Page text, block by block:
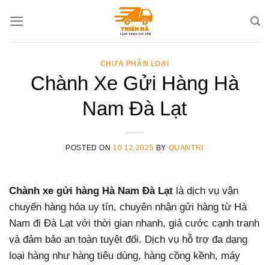
CHƯA PHÂN LOẠI
Chành Xe Gửi Hàng Hà
Nam Đà Lạt
POSTED ON 10.12.2025 BY QUANTRI
Chành xe gửi hàng Hà Nam Đà Lạt là dịch vụ vận
chuyển hàng hóa uy tín, chuyên nhận gửi hàng từ Hà
Nam đi Đà Lạt với thời gian nhanh, giá cước cạnh tranh
và đảm bảo an toàn tuyệt đối. Dịch vụ hỗ trợ đa dạng
loại hàng như hàng tiêu dùng, hàng cồng kềnh, máy